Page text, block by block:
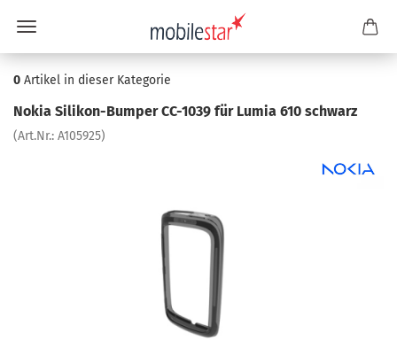
0 Artikel in dieser Kategorie
Nokia Silikon-​Bumper CC-​1039 für Lumia 610 schwarz
(Art.Nr.: A105925)